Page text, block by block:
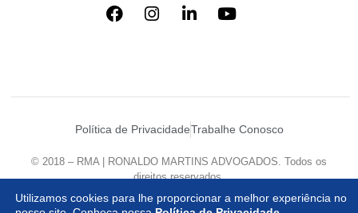
© 2018 – RMA | RONALDO MARTINS ADVOGADOS. Todos os
direitos reservados.
Desenvolvido por
Agência Mazzanti
Política de PrivacidadeTrabalhe Conosco
Utilizamos cookies para lhe proporcionar a melhor experiência no